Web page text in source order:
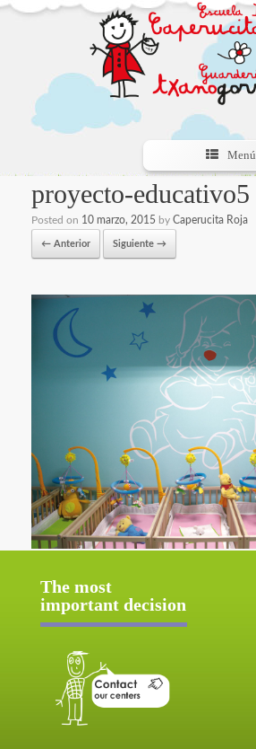
Menú
proyecto-educativo5
Posted on 10 marzo, 2015 by Caperucita Roja
← Anterior Siguiente →
The most
important decision